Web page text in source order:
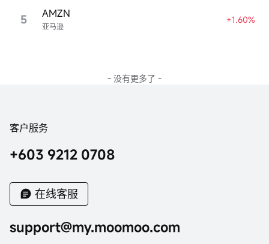
5 亚马逊
AMZN +1.60%
- 没有更多了 -
客户服务
+603 9212 0708
在线客服
support@my.moomoo.com